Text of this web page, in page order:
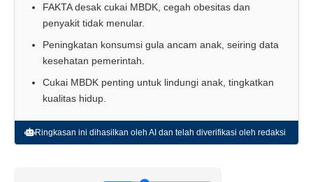
FAKTA desak cukai MBDK, cegah obesitas dan
penyakit tidak menular.
Peningkatan konsumsi gula ancam anak, seiring data
kesehatan pemerintah.
Cukai MBDK penting untuk lindungi anak, tingkatkan
kualitas hidup.
Ringkasan ini dihasilkan oleh AI dan telah diverifikasi oleh redaksi